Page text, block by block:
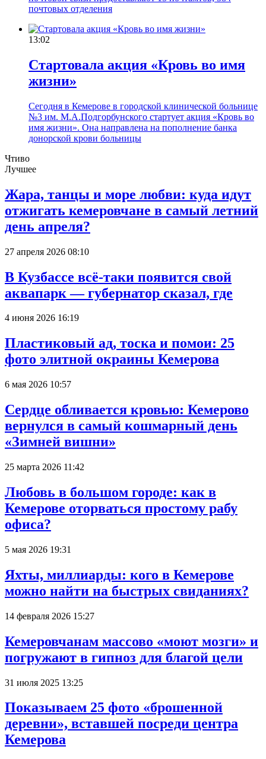
почтовых отделения
13:02
Стартовала акция «Кровь во имя
жизни»
Сегодня в Кемерове в городской клинической больнице
№3 им. М.А.Подгорбунского стартует акция «Кровь во
имя жизни». Она направлена на пополнение банка
донорской крови больницы
Чтиво
Лучшее
Жара, танцы и море любви: куда идут
отжигать кемеровчане в самый летний
день апреля?
27 апреля 2026 08:10
В Кузбассе всё-таки появится свой
аквапарк — губернатор сказал, где
4 июня 2026 16:19
Пластиковый ад, тоска и помои: 25
фото элитной окраины Кемерова
6 мая 2026 10:57
Сердце обливается кровью: Кемерово
вернулся в самый кошмарный день
«Зимней вишни»
25 марта 2026 11:42
Любовь в большом городе: как в
Кемерове оторваться простому рабу
офиса?
5 мая 2026 19:31
Яхты, миллиарды: кого в Кемерове
можно найти на быстрых свиданиях?
14 февраля 2026 15:27
Кемеровчанам массово «моют мозги» и
погружают в гипноз для благой цели
31 июля 2025 13:25
Показываем 25 фото «брошенной
деревни», вставшей посреди центра
Кемерова